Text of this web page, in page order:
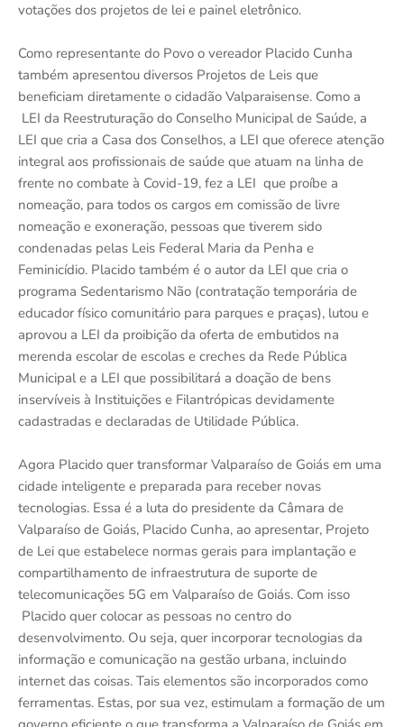
votações dos projetos de lei e painel eletrônico.
Como representante do Povo o vereador Placido Cunha
também apresentou diversos Projetos de Leis que
beneficiam diretamente o cidadão Valparaisense. Como a
LEI da Reestruturação do Conselho Municipal de Saúde, a
LEI que cria a Casa dos Conselhos, a LEI que oferece atenção
integral aos profissionais de saúde que atuam na linha de
frente no combate à Covid-19, fez a LEI que proíbe a
nomeação, para todos os cargos em comissão de livre
nomeação e exoneração, pessoas que tiverem sido
condenadas pelas Leis Federal Maria da Penha e
Feminicídio. Placido também é o autor da LEI que cria o
programa Sedentarismo Não (contratação temporária de
educador físico comunitário para parques e praças), lutou e
aprovou a LEI da proibição da oferta de embutidos na
merenda escolar de escolas e creches da Rede Pública
Municipal e a LEI que possibilitará a doação de bens
inservíveis à Instituições e Filantrópicas devidamente
cadastradas e declaradas de Utilidade Pública.
Agora Placido quer transformar Valparaíso de Goiás em uma
cidade inteligente e preparada para receber novas
tecnologias. Essa é a luta do presidente da Câmara de
Valparaíso de Goiás, Placido Cunha, ao apresentar, Projeto
de Lei que estabelece normas gerais para implantação e
compartilhamento de infraestrutura de suporte de
telecomunicações 5G em Valparaíso de Goiás. Com isso
Placido quer colocar as pessoas no centro do
desenvolvimento. Ou seja, quer incorporar tecnologias da
informação e comunicação na gestão urbana, incluindo
internet das coisas. Tais elementos são incorporados como
ferramentas. Estas, por sua vez, estimulam a formação de um